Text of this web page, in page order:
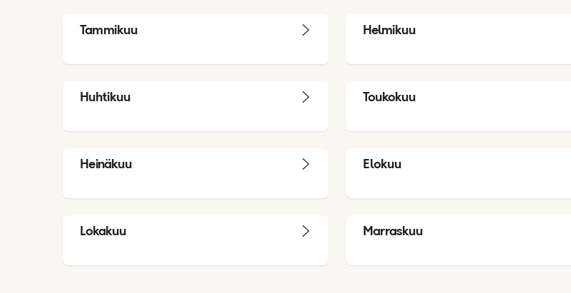
Tammikuu Helmikuu
Huhtikuu Toukokuu
Heinäkuu Elokuu
Lokakuu Marraskuu